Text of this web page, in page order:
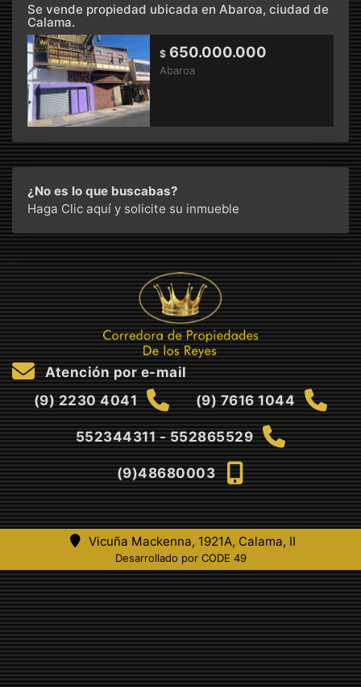
Se vende propiedad ubicada en Abaroa, ciudad de
Calama.
$ 650.000.000
Abaroa
¿No es lo que buscabas?
Haga Clic aquí y solicite su inmueble
Atención por e-mail
(9) 2230 4041
(9) 7616 1044
552344311 - 552865529
(9)48680003
Vicuña Mackenna, 1921A, Calama, II
Desarrollado por CODE 49